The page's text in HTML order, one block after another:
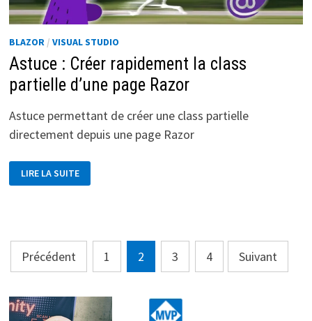
BLAZOR/ VISUAL STUDIO
Astuce : Créer rapidement la class
partielle d’une page Razor
Astuce permettant de créer une class partielle
directement depuis une page Razor
:
CRÉER
PAGE
RAZOR
LIRE LA SUITE
Pagination
des
publications
Précédent 1 2 3 4 Suivant